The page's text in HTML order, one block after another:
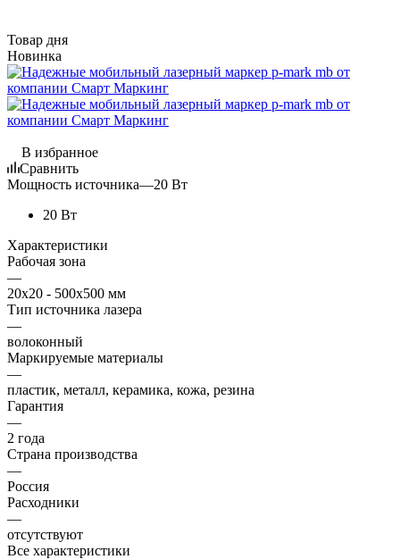
Товар дня
Новинка
В избранное
Сравнить
Мощность источника—20 Вт
20 Вт
Характеристики
Рабочая зона
—
20х20 - 500х500 мм
Тип источника лазера
—
волоконный
Маркируемые материалы
—
пластик, металл, керамика, кожа, резина
Гарантия
—
2 года
Страна производства
—
Россия
Расходники
—
отсутствуют
Все характеристики